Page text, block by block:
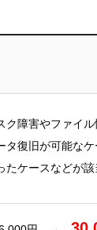
ク障害やファイ
タ復旧が可能な
ケースなどが該